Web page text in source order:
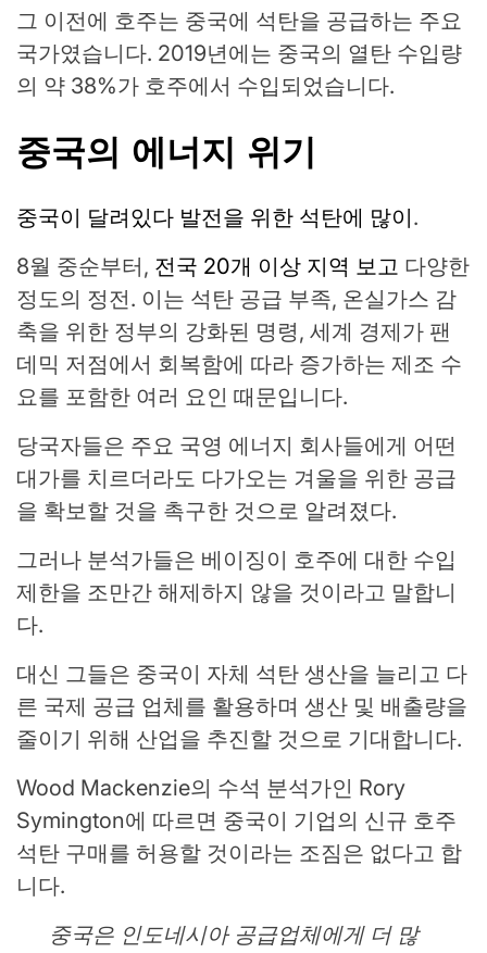
그 이전에 호주는 중국에 석탄을 공급하는 주요
국가였습니다. 2019년에는 중국의 열탄 수입량
의 약 38%가 호주에서 수입되었습니다.
중국의 에너지 위기
중국이 달려있다 발전을 위한 석탄에 많이.
8월 중순부터, 전국 20개 이상 지역 보고 다양한
정도의 정전. 이는 석탄 공급 부족, 온실가스 감
축을 위한 정부의 강화된 명령, 세계 경제가 팬
데믹 저점에서 회복함에 따라 증가하는 제조 수
요를 포함한 여러 요인 때문입니다.
당국자들은 주요 국영 에너지 회사들에게 어떤
대가를 치르더라도 다가오는 겨울을 위한 공급
을 확보할 것을 ​​촉구한 것으로 알려졌다.
그러나 분석가들은 베이징이 호주에 대한 수입
제한을 조만간 해제하지 않을 것이라고 말합니
다.
대신 그들은 중국이 자체 석탄 생산을 늘리고 다
른 국제 공급 업체를 활용하며 생산 및 배출량을
줄이기 위해 산업을 추진할 것으로 기대합니다.
Wood Mackenzie의 수석 분석가인 Rory
Symington에 따르면 중국이 기업의 신규 호주
석탄 구매를 허용할 것이라는 조짐은 없다고 합
니다.
중국은 인도네시아 공급업체에게 더 많